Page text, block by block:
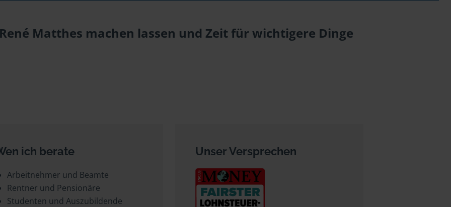
Matthes machen lassen und Zeit für wichtigere Dinge
ich berate
Arbeitnehmer und Beamte
Rentner und Pensionäre
Studenten und Auszubildende
Unser Versprechen